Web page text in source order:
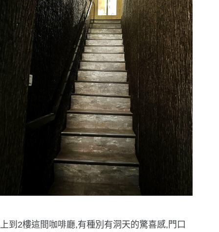
上到2樓這間咖啡廳,有種別有洞天的驚喜感,門口